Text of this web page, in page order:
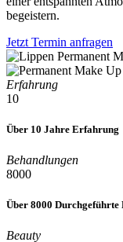
begeistern.
Jetzt Termin anfragen
Erfahrung
10
Über 10 Jahre Erfahrung
Behandlungen
8000
Über 8000 Durchgeführte
Beauty